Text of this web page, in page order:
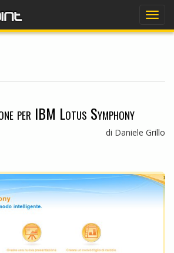
per IBM Lotus Symphony
di Daniele Grillo